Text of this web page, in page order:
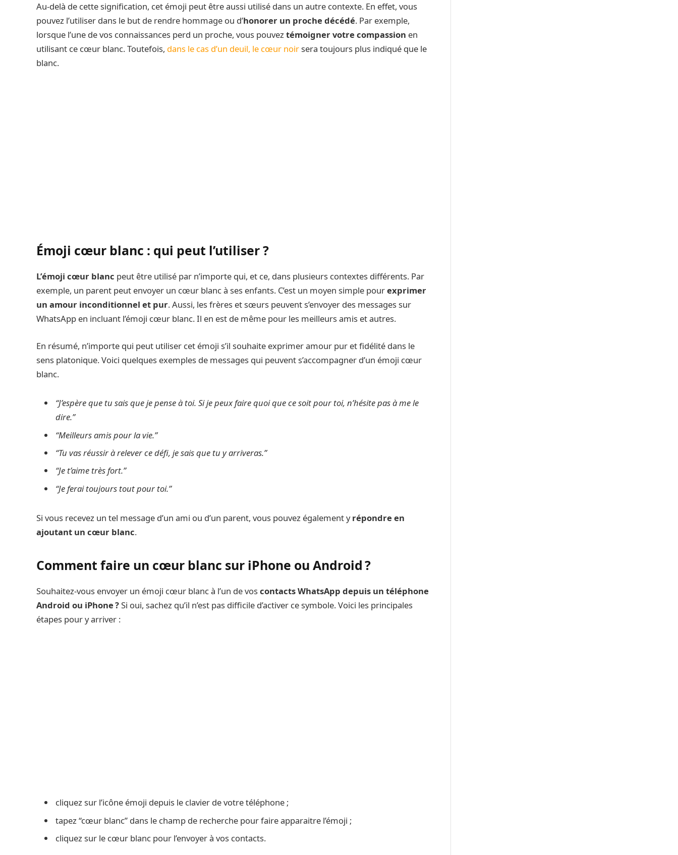
Au-delà de cette signification, cet émoji peut être aussi utilisé dans un autre contexte. En effet, vous
pouvez l’utiliser dans le but de rendre hommage ou d’honorer un proche décédé. Par exemple,
lorsque l’une de vos connaissances perd un proche, vous pouveztémoigner votre compassion en
utilisant ce cœur blanc. Toutefois, dans le cas d’un deuil, le cœur noirsera toujours plus indiqué que le
blanc.
Émoji cœur blanc : qui peut l’utiliser ?
L’émoji cœur blanc peut être utilisé par n’importe qui, et ce, dans plusieurs contextes différents. Par
exemple, un parent peut envoyer un cœur blanc à ses enfants. C’est un moyen simple pourexprimer
un amour inconditionnel et pur. Aussi, les frères et sœurs peuvent s’envoyer des messages sur
WhatsApp en incluant l’émoji cœur blanc. Il en est de même pour les meilleurs amis et autres.
En résumé, n’importe qui peut utiliser cet émoji s’il souhaite exprimer amour pur et fidélité dans le
sens platonique. Voici quelques exemples de messages qui peuvent s’accompagner d’un émoji cœur
blanc.
“J’espère que tu sais que je pense à toi. Si je peux faire quoi que ce soit pour toi, n’hésite pas à me le
dire.”
“Meilleurs amis pour la vie.”
“Tu vas réussir à relever ce défi, je sais que tu y arriveras.”
“Je t’aime très fort.’’
“Je ferai toujours tout pour toi.”
Si vous recevez un tel message d’un ami ou d’un parent, vous pouvez également yrépondre en
ajoutant un cœur blanc.
Comment faire un cœur blanc sur iPhone ou Android ?
Souhaitez-vous envoyer un émoji cœur blanc à l’un de voscontacts WhatsApp depuis un téléphone
Android ou iPhone ?Si oui, sachez qu’il n’est pas difficile d’activer ce symbole. Voici les principales
étapes pour y arriver :
cliquez sur l’icône émoji depuis le clavier de votre téléphone ;
tapez “cœur blanc” dans le champ de recherche pour faire apparaitre l’émoji ;
cliquez sur le cœur blanc pour l’envoyer à vos contacts.